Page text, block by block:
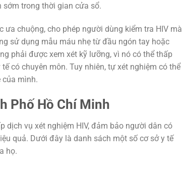
sớm trong thời gian cửa sổ.
chuộng, cho phép người dùng kiểm tra HIV mà
sử dụng mẫu máu nhẹ từ đầu ngón tay hoặc
phải được xem xét kỹ lưỡng, vì nó có thể thấp
có chuyên môn. Tuy nhiên, tự xét nghiệm có thể
của mình.
Phố Hồ Chí Minh
dịch vụ xét nghiệm HIV, đảm bảo người dân có
quả. Dưới đây là danh sách một số cơ sở y tế
họ.